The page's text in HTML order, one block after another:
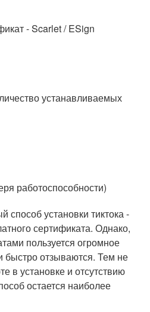
- Scarlet / ESign
устанавливаемых
работоспособности)
установки тиктока -
сертификата. Однако,
пользуется огромное
быстро отзываются. Тем не
в установке и отсутствию
остается наиболее